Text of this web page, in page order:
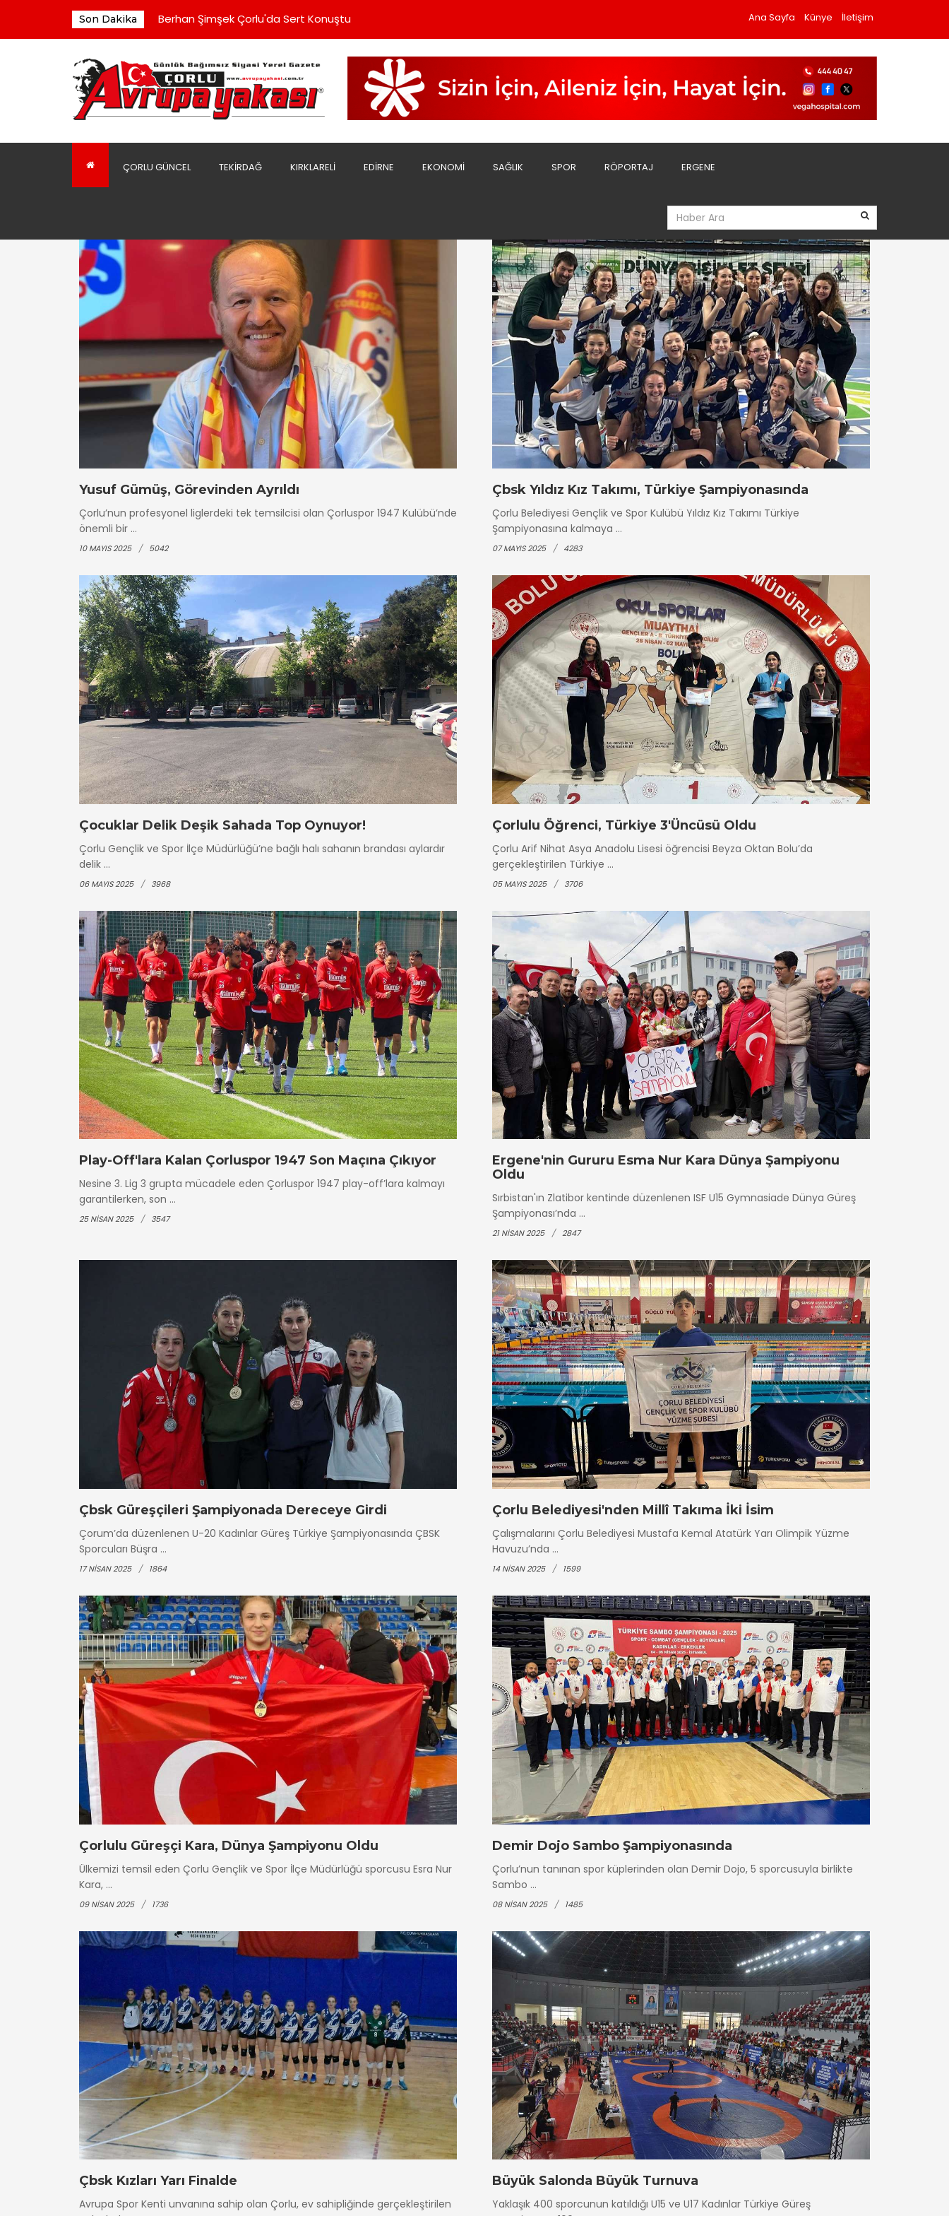
Son Dakika
Berhan Şimşek Çorlu'da Sert Konuştu
Kaldırımın Kirli Görüntüsü Tepki Çekiyor
Çorluspor 1947 Yönetimi Toplu Olarak Görevi Bıraktı
Ergene Yarı Olimpik Yüzme Havuzu Yoğun İlgi Görüyor
Berhan Şimşek Çorlu'da Sert Konuştu
Ana Sayfa Künye İletişim
ÇORLU GÜNCEL TEKIRDAĞ KIRKLARELI EDIRNE EKONOMI SAĞLIK SPOR RÖPORTAJ ERGENE
Yusuf Gümüş, Görevinden Ayrıldı
Çorlu’nun profesyonel liglerdeki tek temsilcisi olan Çorluspor 1947 Kulübü’nde
önemli bir ...
10 MAYIS 2025 5042
Çbsk Yıldız Kız Takımı, Türkiye Şampiyonasında
Çorlu Belediyesi Gençlik ve Spor Kulübü Yıldız Kız Takımı Türkiye
Şampiyonasına kalmaya ...
07 MAYIS 2025 4283
Çocuklar Delik Deşik Sahada Top Oynuyor!
Çorlu Gençlik ve Spor İlçe Müdürlüğü’ne bağlı halı sahanın brandası aylardır
delik ...
06 MAYIS 2025 3968
Çorlulu Öğrenci, Türkiye 3'Üncüsü Oldu
Çorlu Arif Nihat Asya Anadolu Lisesi öğrencisi Beyza Oktan Bolu’da
gerçekleştirilen Türkiye ...
05 MAYIS 2025 3706
Play-Off'lara Kalan Çorluspor 1947 Son Maçına Çıkıyor
Nesine 3. Lig 3 grupta mücadele eden Çorluspor 1947 play-off’lara kalmayı
garantilerken, son ...
25 NISAN 2025 3547
Ergene'nin Gururu Esma Nur Kara Dünya Şampiyonu
Oldu
Sırbistan'ın Zlatibor kentinde düzenlenen ISF U15 Gymnasiade Dünya Güreş
Şampiyonası’nda ...
21 NISAN 2025 2847
Çbsk Güreşçileri Şampiyonada Dereceye Girdi
Çorum’da düzenlenen U-20 Kadınlar Güreş Türkiye Şampiyonasında ÇBSK
Sporcuları Büşra ...
17 NISAN 2025 1864
Çorlu Belediyesi'nden Millî Takıma İki İsim
Çalışmalarını Çorlu Belediyesi Mustafa Kemal Atatürk Yarı Olimpik Yüzme
Havuzu’nda ...
14 NISAN 2025 1599
Çorlulu Güreşçi Kara, Dünya Şampiyonu Oldu
Ülkemizi temsil eden Çorlu Gençlik ve Spor İlçe Müdürlüğü sporcusu Esra Nur
Kara, ...
09 NISAN 2025 1736
Demir Dojo Sambo Şampiyonasında
Çorlu’nun tanınan spor küplerinden olan Demir Dojo, 5 sporcusuyla birlikte
Sambo ...
08 NISAN 2025 1485
Çbsk Kızları Yarı Finalde
Avrupa Spor Kenti unvanına sahip olan Çorlu, ev sahipliğinde gerçekleştirilen
Büyük Salonda Büyük Turnuva
Yaklaşık 400 sporcunun katıldığı U15 ve U17 Kadınlar Türkiye Güreş